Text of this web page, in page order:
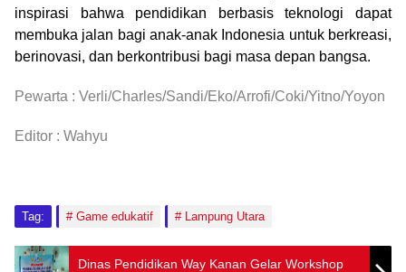
inspirasi bahwa pendidikan berbasis teknologi dapat
membuka jalan bagi anak-anak Indonesia untuk berkreasi,
berinovasi, dan berkontribusi bagi masa depan bangsa.
Pewarta : Verli/Charles/Sandi/Eko/Arrofi/Coki/Yitno/Yoyon
Editor : Wahyu
Tag: Game edukatif Lampung Utara
Dinas Pendidikan Way Kanan Gelar Workshop